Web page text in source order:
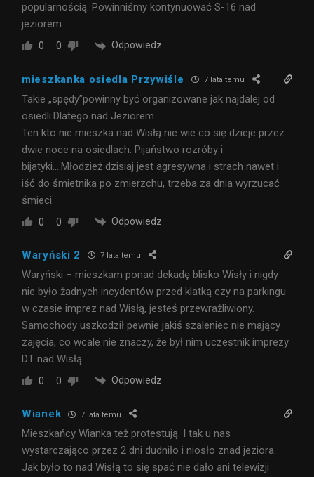
popularnością. Powinniśmy kontynuować S-16 nad
jeziorem.
0 0 Odpowiedz
mieszkanka osiedla Przywiśle 7 lata temu
Takie „spędy”powinny być organizowane jak najdalej od
osiedli.Dlatego nad Jeziorem.
Ten kto nie mieszka nad Wisłą nie wie co się dzieje przez
dwie noce na osiedlach. Pijaństwo rozróby i
bijatyki….Młodzież dzisiaj jest agresywna i strach nawet i
iść do śmietnika po zmierzchu, trzeba za dnia wyrzucać
śmieci.
0 0 Odpowiedz
Waryński 2 7 lata temu
Waryński – mieszkam ponad dekadę blisko Wisły i nigdy
nie było żadnych incydentów przed klatką czy na parkingu
w czasie imprez nad Wisłą, jesteś przewrażliwiony.
Samochody uszkodził pewnie jakiś szaleniec nie mający
zajęcia, co wcale nie znaczy, że był nim uczestnik imprezy
DT nad Wisłą.
0 0 Odpowiedz
Wianek 7 lata temu
Mieszkańcy Wianka też protestują. I tak u nas
wystarczająco przez 2 dni dudniło i niosło znad jeziora.
Jak było to nad Wisłą to się spać nie dało ani telewizji